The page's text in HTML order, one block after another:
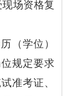
场资格复
（学位）
规定要求
准考证、